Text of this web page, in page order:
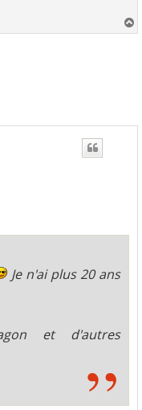
a
Je n'ai plus 20 ans
et d'autres